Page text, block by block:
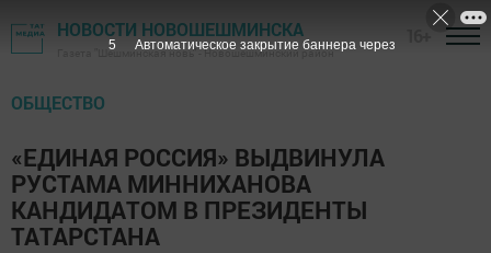
НОВОСТИ НОВОШЕШМИНСКА
Газета "Шешминская новь" - Новошешминский район
ОБЩЕСТВО
«ЕДИНАЯ РОССИЯ» ВЫДВИНУЛА
РУСТАМА МИННИХАНОВА
КАНДИДАТОМ В ПРЕЗИДЕНТЫ
ТАТАРСТАНА
3 Автоматическое закрытие баннера через